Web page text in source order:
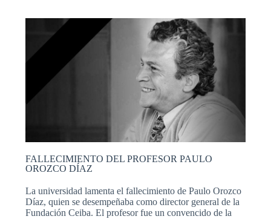
FALLECIMIENTO DEL PROFESOR PAULO
OROZCO DÍAZ
La universidad lamenta el fallecimiento de Paulo Orozco
Díaz, quien se desempeñaba como director general de la
Fundación Ceiba. El profesor fue un convencido de la